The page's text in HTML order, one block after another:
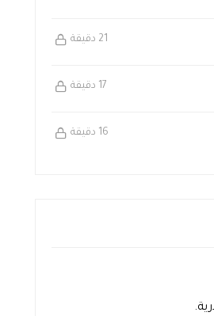
21 دقيقة
17 دقيقة
16 دقيقة